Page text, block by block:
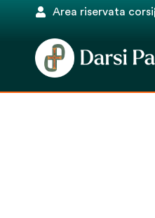
Area riservata corsi